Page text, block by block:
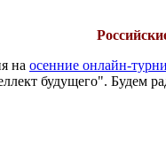
на осенние онлайн-
будущего". Будем